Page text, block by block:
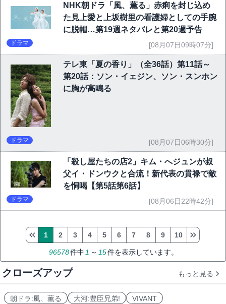
NHK朝ドラ「風、薫る」赤痢を封じ込め
た見上愛と上坂樹里の看護婦としての手腕
に脱帽…第19週ネタバレと第20週予告
ドラマ [08月07日09時07分]
テレ東「夏の香り」（全36話）第11話～
第20話：ソン・イェジン、ソン・スンホン
に胸が高鳴る
ドラマ [08月07日06時30分]
「殺し屋たちの店2」キム・へジュンが叔
父イ・ドンウクと合流！新代表の貫禄で敵
を恫喝【第5話第6話】
ドラマ [08月06日22時42分]
96578件中1 ～ 15件を表示しています。
1 2 3 4 5 6 7 8 9 10
クローズアップ もっと見る
朝ドラ:風、薫る 大河:豊臣兄弟!
VIVANT